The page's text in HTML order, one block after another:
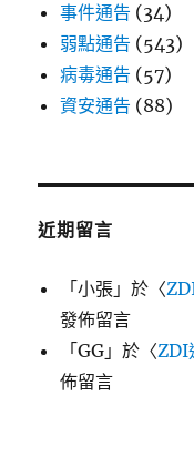
事件通告 (34)
弱點通告 (543)
病毒通告 (57)
資安通告 (88)
近期留言
「小張 」於〈
發佈留言
「GG 」於〈ZDI
佈留言